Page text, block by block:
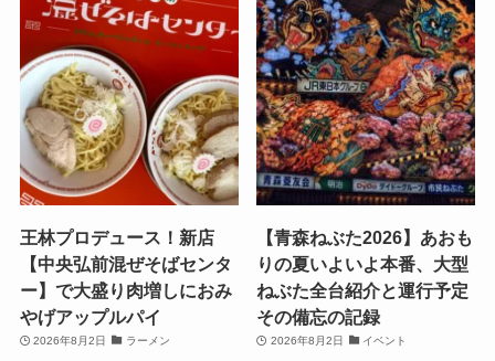
王林プロデュース！新店
【中央弘前混ぜそばセンタ
ー】で大盛り肉増しにおみ
やげアップルパイ
2026年8月2日 ラーメン
【青森ねぶた2026】あおも
りの夏いよいよ本番、大型
ねぶた全台紹介と運行予定
その備忘の記録
2026年8月2日 イベント